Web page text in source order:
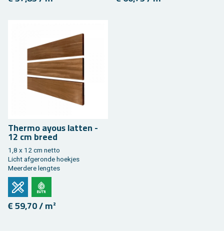
Ther­mo ayous lat­ten -
12 cm breed
1,8 x 12 cm netto
Licht af­ge­ron­de hoek­jes
Meer­de­re leng­tes
€ 59,70 / m²